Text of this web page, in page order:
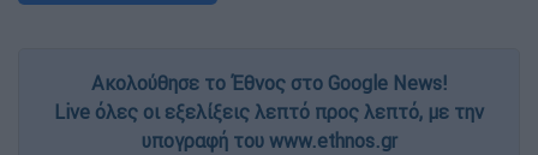
Ακολούθησε το Έθνος στο Google News!
Live όλες οι εξελίξεις λεπτό προς λεπτό, με την
υπογραφή του www.ethnos.gr